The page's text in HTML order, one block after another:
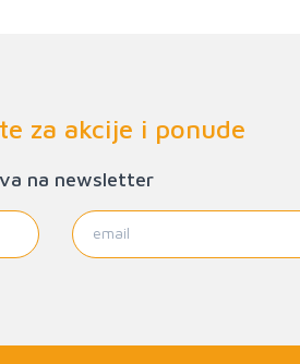
za akcije i ponude
na newsletter